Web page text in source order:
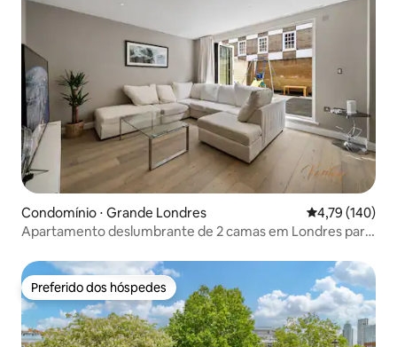
Condomínio ⋅ Grande Londres 4,79 de uma
4,79 (140)
Apartamento deslumbrante de 2 camas em Londres para
Preferido dos hóspedes
Preferido dos hóspedes